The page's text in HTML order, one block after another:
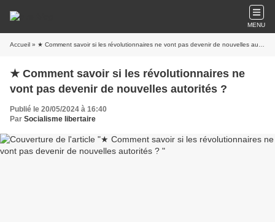
MENU
Accueil » ★ Comment savoir si les révolutionnaires ne vont pas devenir de nouvelles autorités ?
★ Comment savoir si les révolutionnaires ne
vont pas devenir de nouvelles autorités ?
Publié le 20/05/2024 à 16:40
Par Socialisme libertaire